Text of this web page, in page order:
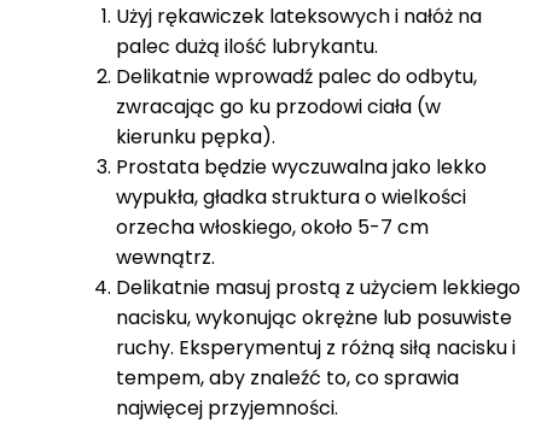
Użyj rękawiczek lateksowych i nałóż na
palec dużą ilość lubrykantu.
Delikatnie wprowadź palec do odbytu,
zwracając go ku przodowi ciała (w
kierunku pępka).
Prostata będzie wyczuwalna jako lekko
wypukła, gładka struktura o wielkości
orzecha włoskiego, około 5-7 cm
wewnątrz.
Delikatnie masuj prostą z użyciem lekkiego
nacisku, wykonując okrężne lub posuwiste
ruchy. Eksperymentuj z różną siłą nacisku i
tempem, aby znaleźć to, co sprawia
najwięcej przyjemności.